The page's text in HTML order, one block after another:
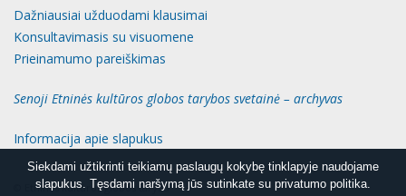
Siekdami užtikrinti teikiamų paslaugų kokybę tinklapyje naudojame
slapukus. Tęsdami naršymą jūs sutinkate su privatumo politika.
Siekdami užtikrinti teikiamų paslaugų kokybę tinklapyje naudojame
slapukus. Tęsdami naršymą jūs sutinkate su privatumo politika.
Dažniausiai užduodami klausimai
Konsultavimasis su visuomene
Prieinamumo pareiškimas
Senoji Etninės kultūros globos tarybos svetainė – archyvas
Informacija apie slapukus
© Etninės kultūros globos taryba